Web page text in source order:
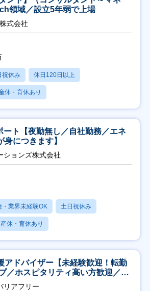
領域／設立5年弱で上場
式会社
祝休み 休日120日以上
休・育休あり
ート【夜勤無し／自社勤務／エネ
につきます】
ションズ株式会社
・業界未経験OK 土日祝休み
産休・育休あり
アドバイザー【未経験歓迎！転勤
／ホスピタリティ高い方歓迎／土
リアフリー